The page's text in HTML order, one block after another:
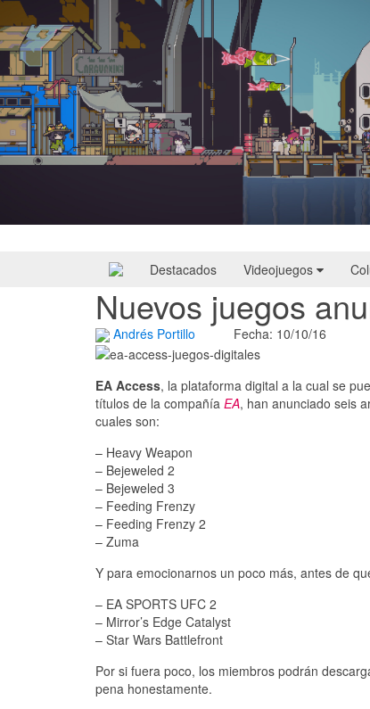
Destacados Videojuegos
Nuevos juegos
Andrés Portillo Fecha: 10/10/16
EA Access, la plataforma digital a la cual se
títulos de la compañía EA, han anunciado seis
cuales son:
– Heavy Weapon
– Bejeweled 2
– Bejeweled 3
– Feeding Frenzy
– Feeding Frenzy 2
– Zuma
Y para emocionarnos un poco más, antes de
– EA SPORTS UFC 2
– Mirror’s Edge Catalyst
– Star Wars Battlefront
Por si fuera poco, los miembros podrán
pena honestamente.